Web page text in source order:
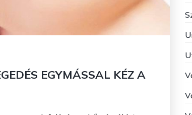
EGYMÁSSAL KÉZ A